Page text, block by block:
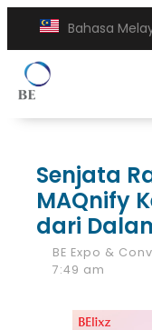
Bahasa
Senjata
MAQnify
dari
BE Expo &
7:49 am